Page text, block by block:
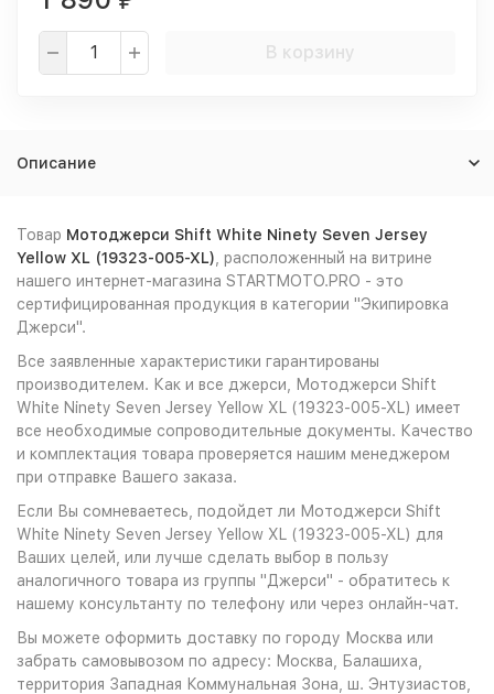
В корзину
Описание
Товар Мотоджерси Shift White Ninety Seven Jersey
Yellow XL (19323-005-XL) , расположенный на витрине
нашего интернет-магазина STARTMOTO.PRO - это
сертифицированная продукция в категории "Экипировка
Джерси".
Все заявленные характеристики гарантированы
производителем. Как и все джерси, Мотоджерси Shift
White Ninety Seven Jersey Yellow XL (19323-005-XL) имеет
все необходимые сопроводительные документы. Качество
и комплектация товара проверяется нашим менеджером
при отправке Вашего заказа.
Если Вы сомневаетесь, подойдет ли Мотоджерси Shift
White Ninety Seven Jersey Yellow XL (19323-005-XL) для
Ваших целей, или лучше сделать выбор в пользу
аналогичного товара из группы "Джерси" - обратитесь к
нашему консультанту по телефону или через онлайн-чат.
Вы можете оформить доставку по городу Москва или
забрать самовывозом по адресу: Москва, Балашиха,
территория Западная Коммунальная Зона, ш. Энтузиастов,